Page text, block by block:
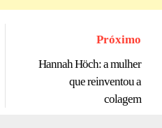
Próximo
Hannah Höch: a mulher
que reinventou a
colagem